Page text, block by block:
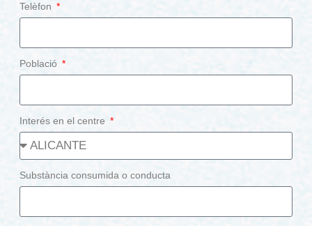
Telèfon
Població
Interés en el centre
Substància consumida o conducta